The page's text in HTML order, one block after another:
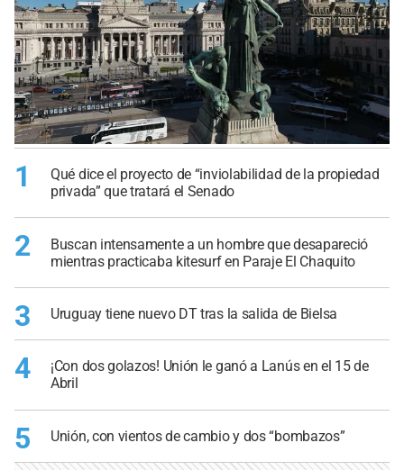
1
Qué dice el proyecto de “inviolabilidad de la propiedad
privada” que tratará el Senado
2
Buscan intensamente a un hombre que desapareció
mientras practicaba kitesurf en Paraje El Chaquito
3 Uruguay tiene nuevo DT tras la salida de Bielsa
4
¡Con dos golazos! Unión le ganó a Lanús en el 15 de
Abril
5 Unión, con vientos de cambio y dos “bombazos”